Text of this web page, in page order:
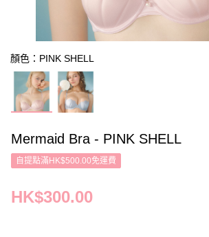
顏色：PINK SHELL
Mermaid Bra - PINK SHELL
自提點滿HK$500.00免運費
HK$300.00